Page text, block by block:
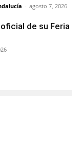
- agosto 7, 2026
de su Feria